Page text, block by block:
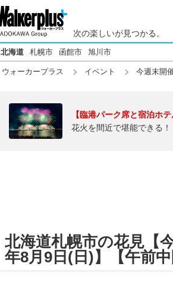
次の楽しいが見つかる。
北海道 札幌市 函館市 旭川市
ウォーカープラス イベント 今週末開
【臨港パーク席と宿泊ホ
花火を間近で堪能できる
北海道札幌市の花見【
年8月9日(日)】【午前